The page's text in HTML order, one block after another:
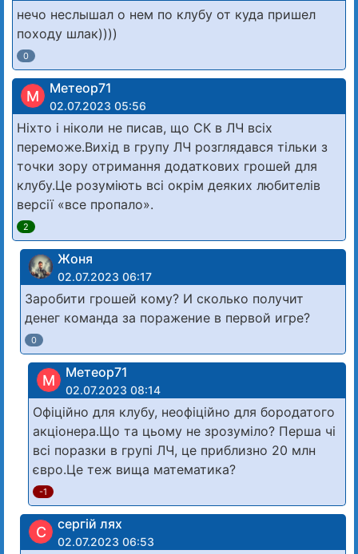
нечо неслышал о нем по клубу от куда пришел
походу шлак))))
0
М Метеор71
02.07.2023 05:56
Ніхто і ніколи не писав, що СК в ЛЧ всіх
переможе.Вихід в групу ЛЧ розглядався тільки з
точки зору отримання додаткових грошей для
клубу.Це розуміють всі окрім деяких любителів
версії «все пропало».
2
Жоня
02.07.2023 06:17
Заробити грошей кому? И сколько получит
денег команда за поражение в первой игре?
0
М Метеор71
02.07.2023 08:14
Офіційно для клубу, неофіційно для бородатого
акціонера.Що та цьому не зрозуміло? Перша чі
всі поразки в групі ЛЧ, це приблизно 20 млн
євро.Це теж вища математика?
-1
С сергій лях
02.07.2023 06:53